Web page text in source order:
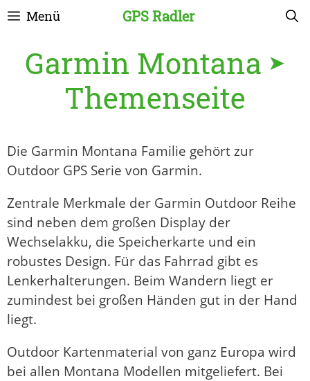
Zum
GPS Radler
Menü
Garmin Montana ➤
Themenseite
Die Garmin Montana Familie gehört zur
Outdoor GPS Serie von Garmin.
Zentrale Merkmale der Garmin Outdoor Reihe
sind neben dem großen Display der
Wechselakku, die Speicherkarte und ein
robustes Design. Für das Fahrrad gibt es
Lenkerhalterungen. Beim Wandern liegt er
zumindest bei großen Händen gut in der Hand
liegt.
Outdoor Kartenmaterial von ganz Europa wird
bei allen Montana Modellen mitgeliefert. Bei